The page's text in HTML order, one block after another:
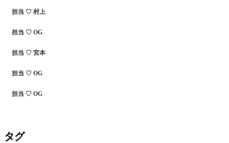
担当 ♡ 村上
担当 ♡ OG
担当 ♡ 宮本
担当 ♡ OG
担当 ♡ OG
タグ